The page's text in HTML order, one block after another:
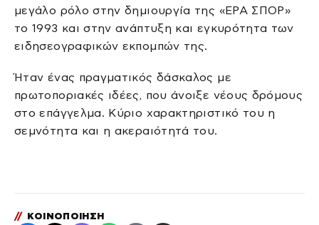
μεγάλο ρόλο στην δημιουργία της «ΕΡΑ ΣΠΟΡ»
το 1993 και στην ανάπτυξη και εγκυρότητα των
ειδησεογραφικών εκπομπών της.
Ήταν ένας πραγματικός δάσκαλος με
πρωτοποριακές ιδέες, που άνοιξε νέους δρόμους
στο επάγγελμα. Κύριο χαρακτηριστικό του η
σεμνότητα και η ακεραιότητά του.
// ΚΟΙΝΟΠΟΙΗΣΗ